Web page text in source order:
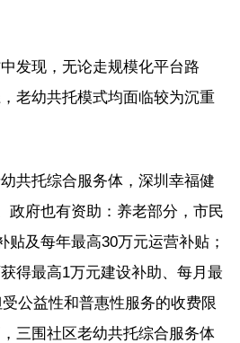
发现，无论走规模化平台路
老幼共托模式均面临较为沉重
共托综合服务体，深圳幸福健
政府也有资助：养老部分，市民
贴及每年最高30万元运营补贴；
得最高1万元建设补助、每月最
公益性和普惠性服务的收费限
三围社区老幼共托综合服务体